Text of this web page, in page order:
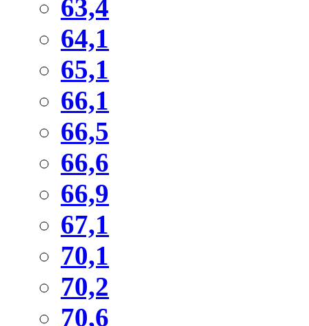
63,4
64,1
65,1
66,1
66,5
66,6
66,9
67,1
70,1
70,2
70,6